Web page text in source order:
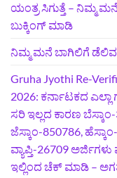
ಯಂತ್ರ ಸಿಗುತ್ತೆ – ನಿಮ್ಮ
ಬುಕ್ಕಿಂಗ್‌ ಮಾಡಿ
ನಿಮ್ಮ ಮನೆ ಬಾಗಿಲಿಗೆ
Gruha Jyothi Re-
2026: ಕರ್ನಾಟಕದ
ಸರಿ ಇಲ್ಲದ ಕಾರಣ
ಜೆಸ್ಕಾಂ-850786,
ವ್ಯಾಪ್ತಿ-26709
ಇಲ್ಲಿಂದ ಚೆಕ್ ಮಾಡಿ –